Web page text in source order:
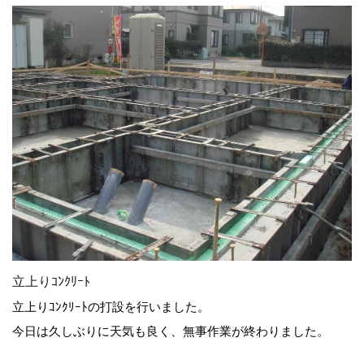
立上りｺﾝｸﾘｰﾄ
立上りｺﾝｸﾘｰﾄの打設を行いました。
今日は久しぶりに天気も良く、無事作業が終わりました。